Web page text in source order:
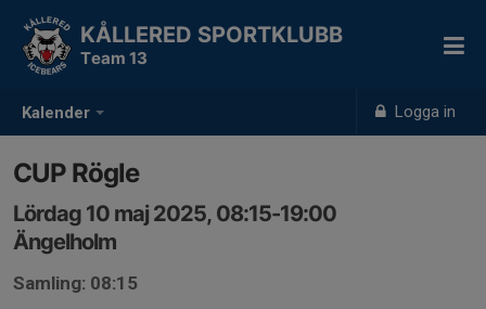
Kalender Logga in
KÅLLERED SPORTKLUBB
Team 13
CUP Rögle
Lördag 10 maj 2025, 08:15-19:00
Ängelholm
Samling: 08:15